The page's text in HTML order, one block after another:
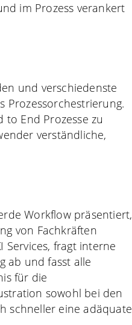
im Prozess verankert
und verschiedenste
Prozessorchestrierung.
to End Prozesse zu
verständliche,
Workflow präsentiert,
von Fachkräften
Services, fragt interne
ab und fasst alle
für die
sowohl bei den
schneller eine adäquate